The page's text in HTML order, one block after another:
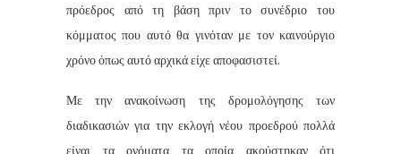
πρόεδρος από τη βάση πριν το συνέδριο του
κόμματος που αυτό θα γινόταν με τον καινούργιο
χρόνο όπως αυτό αρχικά είχε αποφασιστεί.
Με την ανακοίνωση της δρομολόγησης των
διαδικασιών για την εκλογή νέου προεδρού πολλά
είναι τα ονόματα τα οποία ακούστηκαν ότι